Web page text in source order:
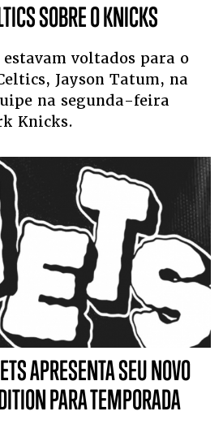
SOBRE O KNICKS
voltados para o
Jayson Tatum, na
na segunda-feira
Knicks.
APRESENTA SEU NOVO
PARA TEMPORADA